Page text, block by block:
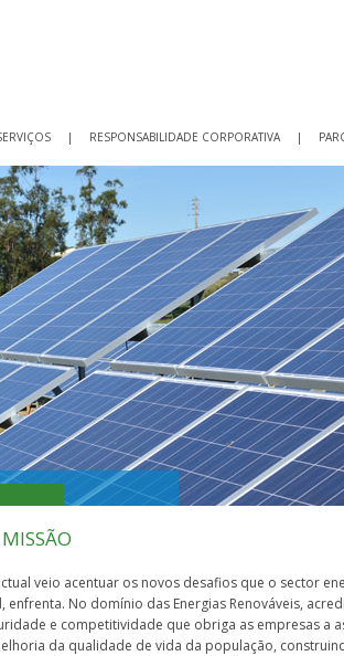
| RESPONSABILIDADE CORPORATIVA |
veio acentuar os novos desafios que o sector
enfrenta. No domínio das Energias Renováveis,
e competitividade que obriga as empresas a
da qualidade de vida da população,